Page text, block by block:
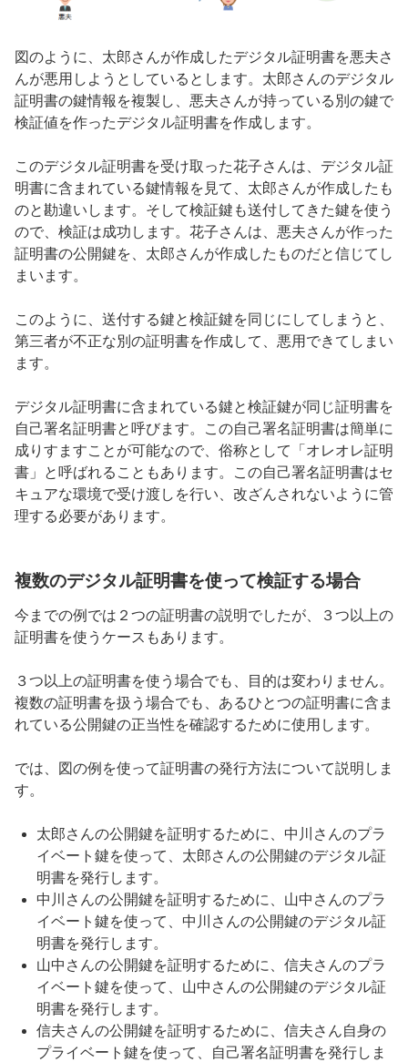
図のように、太郎さんが作成したデジタル証明書を悪夫さ
んが悪用しようとしているとします。太郎さんのデジタル
証明書の鍵情報を複製し、悪夫さんが持っている別の鍵で
検証値を作ったデジタル証明書を作成します。
このデジタル証明書を受け取った花子さんは、デジタル証
明書に含まれている鍵情報を見て、太郎さんが作成したも
のと勘違いします。そして検証鍵も送付してきた鍵を使う
ので、検証は成功します。花子さんは、悪夫さんが作った
証明書の公開鍵を、太郎さんが作成したものだと信じてし
まいます。
このように、送付する鍵と検証鍵を同じにしてしまうと、
第三者が不正な別の証明書を作成して、悪用できてしまい
ます。
デジタル証明書に含まれている鍵と検証鍵が同じ証明書を
自己署名証明書と呼びます。この自己署名証明書は簡単に
成りすますことが可能なので、俗称として「オレオレ証明
書」と呼ばれることもあります。この自己署名証明書はセ
キュアな環境で受け渡しを行い、改ざんされないように管
理する必要があります。
複数のデジタル証明書を使って検証する場合
今までの例では２つの証明書の説明でしたが、３つ以上の
証明書を使うケースもあります。
３つ以上の証明書を使う場合でも、目的は変わりません。
複数の証明書を扱う場合でも、あるひとつの証明書に含ま
れている公開鍵の正当性を確認するために使用します。
では、図の例を使って証明書の発行方法について説明しま
す。
太郎さんの公開鍵を証明するために、中川さんのプラ
イベート鍵を使って、太郎さんの公開鍵のデジタル証
明書を発行します。
中川さんの公開鍵を証明するために、山中さんのプラ
イベート鍵を使って、中川さんの公開鍵のデジタル証
明書を発行します。
山中さんの公開鍵を証明するために、信夫さんのプラ
イベート鍵を使って、山中さんの公開鍵のデジタル証
明書を発行します。
信夫さんの公開鍵を証明するために、信夫さん自身の
プライベート鍵を使って、自己署名証明書を発行しま